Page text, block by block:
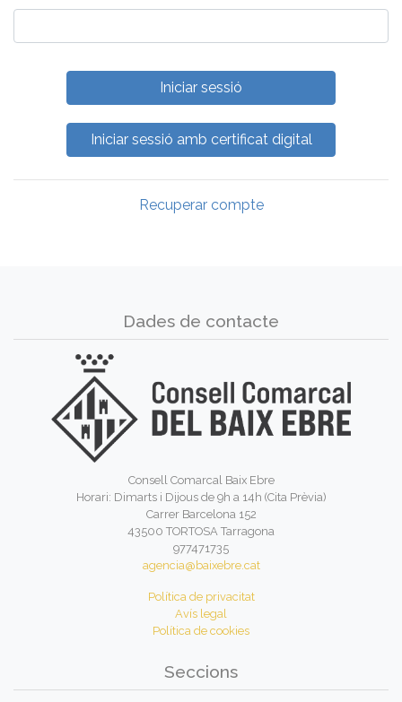
Recuperar compte
Dades de contacte
Consell Comarcal Baix Ebre
Horari: Dimarts i Dijous de 9h a 14h (Cita Prèvia)
Carrer Barcelona 152
43500 TORTOSA Tarragona
977471735
agencia@baixebre.cat
Política de privacitat
Avís legal
Política de cookies
Seccions